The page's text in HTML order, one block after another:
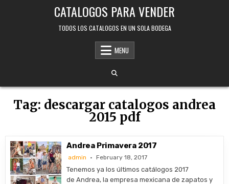
CATALOGOS PARA VENDER
TODOS LOS CATALOGOS EN UN SOLA BODEGA
MENU
Tag: descargar catalogos andrea
2015 pdf
Andrea Primavera 2017
admin February 18, 2017
Tenemos ya los últimos catálogos 2017
de Andrea, la empresa mexicana de zapatos y